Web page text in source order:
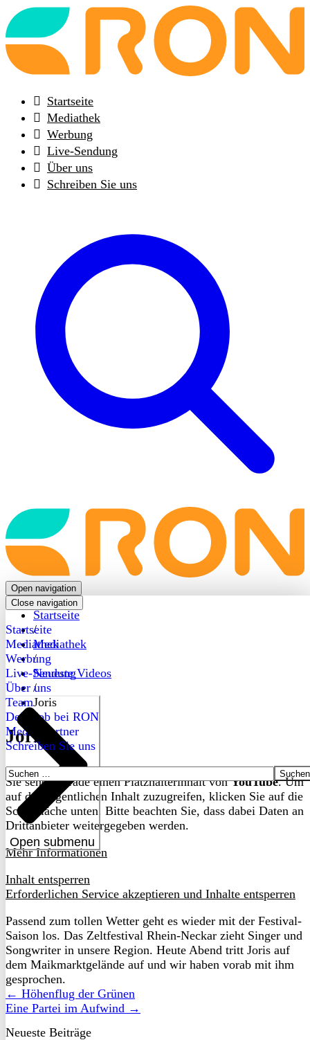
Back
to
frontpage
Startseite
Mediathek
Werbung
Live-Sendung
Über uns
Schreiben Sie uns
Back
to
frontpage
Open navigation
Close navigation
Startseite
Mediathek
Werbung
Live-Sendung
Über uns
Open submenu
Team
Dein Job bei RON
Medienpartner
Schreiben Sie uns
Suchen
nach:
Startseite
/
Mediathek
/
Neueste Videos
/
Joris
Joris
Sie sehen gerade einen Platzhalterinhalt vonYouTube. Um
auf den eigentlichen Inhalt zuzugreifen, klicken Sie auf die
Schaltfläche unten. Bitte beachten Sie, dass dabei Daten an
Drittanbieter weitergegeben werden.
Mehr Informationen
Inhalt entsperren
Erforderlichen Service akzeptieren und Inhalte entsperren
Passend zum tollen Wetter geht es wieder mit der Festival-
Saison los. Das Zeltfestival Rhein-Neckar zieht Singer und
Songwriter in unsere Region. Heute Abend tritt Joris auf
dem Maikmarktgelände auf und wir haben vorab mit ihm
gesprochen.
← Höhenflug der Grünen
Eine Partei im Aufwind →
Neueste Beiträge